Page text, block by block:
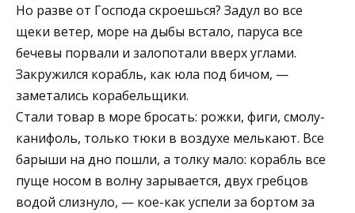
Но разве от Господа скроешься? Задул во все
щеки ветер, море на дыбы встало, паруса все
бечевы порвали и залопотали вверх углами.
Закружился корабль, как юла под бичом, —
заметались корабельщики.
Стали товар в море бросать: рожки, фиги, смолу-
канифоль, только тюки в воздухе мелькают. Все
барыши на дно пошли, а толку мало: корабль все
пуще носом в волну зарывается, двух гребцов
водой слизнуло, — кое-как успели за бортом за